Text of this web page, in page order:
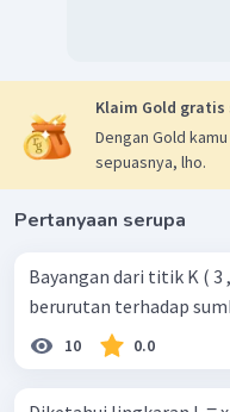
Klaim Gold gratis
Dengan Gold
sepuasnya, lho.
Pertanyaan serupa
Bayangan dari titik K ( 3
berurutan terhadap
10 0.0